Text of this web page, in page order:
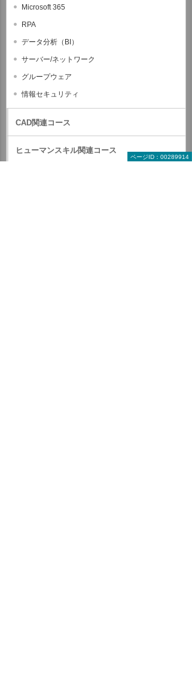
ページID：00289914
Microsoft 365
RPA
データ分析（BI）
サーバー/ネットワーク
グループウェア
情報セキュリティ
CAD関連コース
ヒューマンスキル関連コース